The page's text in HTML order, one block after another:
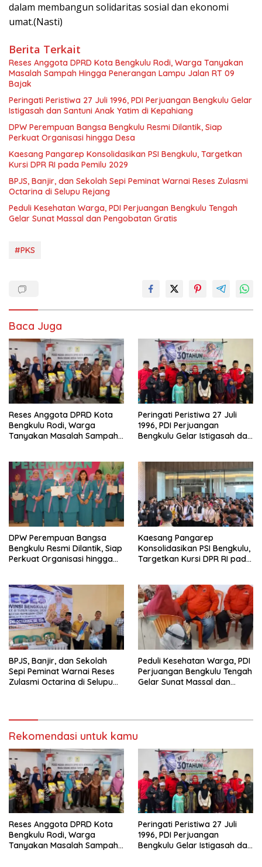
dalam membangun solidaritas sosial dan ekonomi
umat.(Nasti)
Berita Terkait
Reses Anggota DPRD Kota Bengkulu Rodi, Warga Tanyakan
Masalah Sampah Hingga Penerangan Lampu Jalan RT 09
Bajak
Peringati Peristiwa 27 Juli 1996, PDI Perjuangan Bengkulu Gelar
Istigasah dan Santuni Anak Yatim di Kepahiang
DPW Perempuan Bangsa Bengkulu Resmi Dilantik, Siap
Perkuat Organisasi hingga Desa
Kaesang Pangarep Konsolidasikan PSI Bengkulu, Targetkan
Kursi DPR RI pada Pemilu 2029
BPJS, Banjir, dan Sekolah Sepi Peminat Warnai Reses Zulasmi
Octarina di Selupu Rejang
Peduli Kesehatan Warga, PDI Perjuangan Bengkulu Tengah
Gelar Sunat Massal dan Pengobatan Gratis
#PKS
Baca Juga
Reses Anggota DPRD Kota
Bengkulu Rodi, Warga
Tanyakan Masalah Sampah
Peringati Peristiwa 27 Juli
1996, PDI Perjuangan
Bengkulu Gelar Istigasah dan
DPW Perempuan Bangsa
Bengkulu Resmi Dilantik, Siap
Perkuat Organisasi hingga
Kaesang Pangarep
Konsolidasikan PSI Bengkulu,
Targetkan Kursi DPR RI pada
BPJS, Banjir, dan Sekolah
Sepi Peminat Warnai Reses
Zulasmi Octarina di Selupu
Peduli Kesehatan Warga, PDI
Perjuangan Bengkulu Tengah
Gelar Sunat Massal dan
Rekomendasi untuk kamu
Reses Anggota DPRD Kota
Bengkulu Rodi, Warga
Tanyakan Masalah Sampah
Peringati Peristiwa 27 Juli
1996, PDI Perjuangan
Bengkulu Gelar Istigasah dan